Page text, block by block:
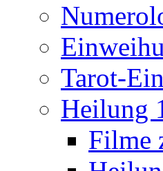
Tarot-
Heilung
Filme